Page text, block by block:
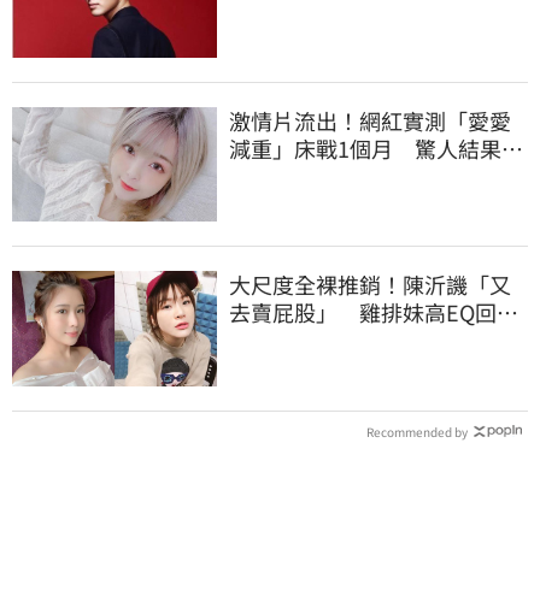
激情片流出！網紅實測「愛愛
減重」床戰1個月 驚人結果曝
大尺度全裸推銷！陳沂譏「又
去賣屁股」 雞排妹高EQ回應
Recommended by